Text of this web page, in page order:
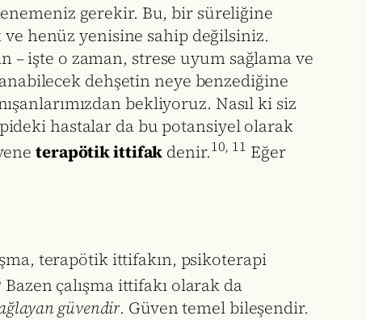
gerekir. Bu, bir süreliğine
ve henüz yenisine sahip değilsiniz.
– işte o zaman, strese uyum sağlama ve
dehşetin neye benzediğine
bekliyoruz. Nasıl ki siz
hastalar da bu potansiyel olarak
terapötik ittifak denir.10, 11 Eğer
terapötik ittifakın, psikoterapi
çalışma ittifakı olarak da
güvendir. Güven temel bileşendir.